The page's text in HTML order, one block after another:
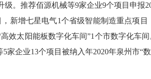
。推荐佰源机械等9家企业9个项目申
新增七星电气1个省级智能制造重点项
效太阳能板数字化车间”1个市数字化车
家企业13个项目被纳入年2020年泉州市“